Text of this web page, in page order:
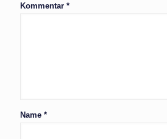
Kommentar *
Name *